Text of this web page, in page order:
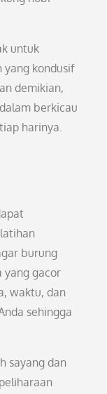
untuk
yang kondusif
demikian,
berkicau
harinya.
burung
yang gacor
waktu, dan
sehingga
sayang dan